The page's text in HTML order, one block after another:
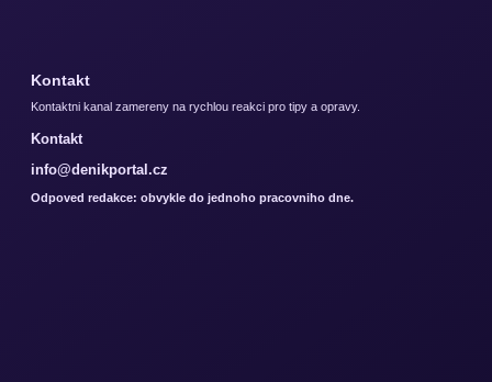
Kontakt
Kontaktni kanal zamereny na rychlou reakci pro tipy a opravy.
Kontakt
info@denikportal.cz
Odpoved redakce: obvykle do jednoho pracovniho dne.